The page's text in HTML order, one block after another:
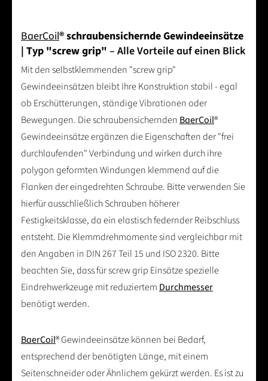
BaerCoil® schraubensichernde Gewindeeinsätze
| Typ "screw grip" – Alle Vorteile auf einen Blick
Mit den selbstklemmenden "screw grip"
Gewindeeinsätzen bleibt Ihre Konstruktion stabil - egal
ob Erschütterungen, ständige Vibrationen oder
Bewegungen. Die schraubensichernden BaerCoil®
Gewindeeinsätze ergänzen die Eigenschaften der "frei
durchlaufenden" Verbindung und wirken durch ihre
polygon geformten Windungen klemmend auf die
Flanken der eingedrehten Schraube. Bitte verwenden Sie
hierfür ausschließlich Schrauben höherer
Festigkeitsklasse, da ein elastisch federnder Reibschluss
entsteht. Die Klemmdrehmomente sind vergleichbar mit
den Angaben in DIN 267 Teil 15 und ISO 2320. Bitte
beachten Sie, dass für screw grip Einsätze spezielle
Eindrehwerkzeuge mit reduziertem Durchmesser
benötigt werden.
BaerCoil® Gewindeeinsätze können bei Bedarf,
entsprechend der benötigten Länge, mit einem
Seitenschneider oder Ähnlichem gekürzt werden. Es ist zu